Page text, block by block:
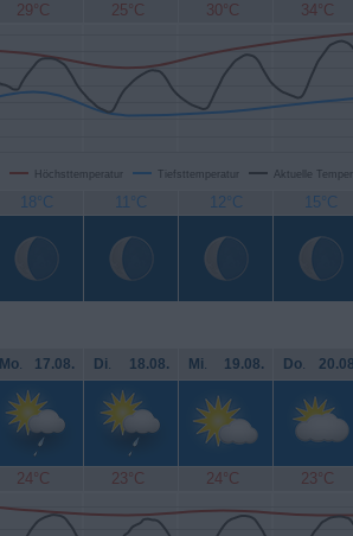
29°C 25°C 30°C 34°C
Höchsttemperatur Tiefsttemperatur Aktuelle
18°C 11°C 12°C 15°C
Mo. 17.08. Di. 18.08. Mi. 19.08. Do.
24°C 23°C 24°C 23°C